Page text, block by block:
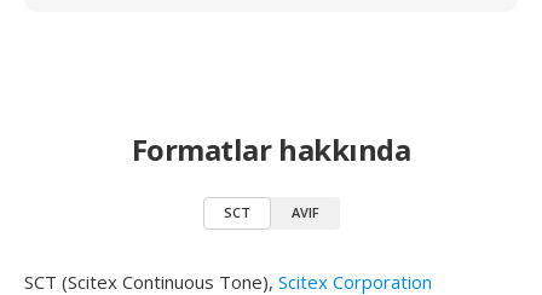
Formatlar hakkında
SCT AVIF
SCT (Scitex Continuous Tone), Scitex Corporation